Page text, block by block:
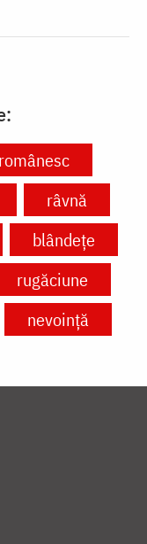
râvnă
blândețe
rugăciune
nevoință